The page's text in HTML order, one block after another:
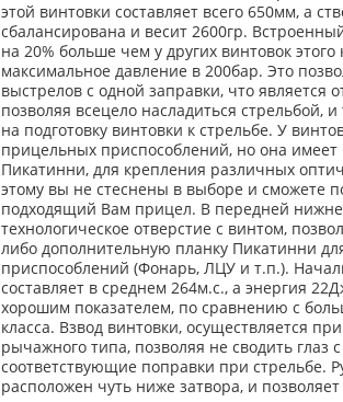
этой винтовки составляет всего 650мм, а
сбалансирована и весит 2600гр.
на 20% больше чем у других винтовок этого
максимальное давление в 200бар. Это
выстрелов с одной заправки, что является
позволяя всецело насладиться стрельбой,
на подготовку винтовки к стрельбе. У
прицельных приспособлений, но она имеет
Пикатинни, для крепления различных
этому вы не стеснены в выборе и сможете
подходящий Вам прицел. В передней
технологическое отверстие с винтом,
либо дополнительную планку Пикатинни
приспособлений (Фонарь, ЛЦУ и т.п.).
составляет в среднем 264м.с., а энергия
хорошим показателем, по сравнению с
класса. Взвод винтовки, осуществляется
рычажного типа, позволяя не сводить глаз
соответствующие поправки при стрельбе.
расположен чуть ниже затвора, и